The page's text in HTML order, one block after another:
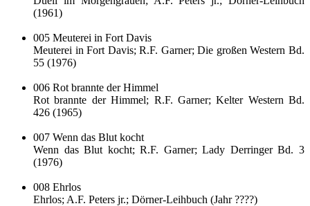
(1961)
005 Meuterei in Fort Davis
Meuterei in Fort Davis; R.F. Garner; Die großen Western Bd.
55 (1976)
006 Rot brannte der Himmel
Rot brannte der Himmel; R.F. Garner; Kelter Western Bd.
426 (1965)
007 Wenn das Blut kocht
Wenn das Blut kocht; R.F. Garner; Lady Derringer Bd. 3
(1976)
008 Ehrlos
Ehrlos; A.F. Peters jr.; Dörner-Leihbuch (Jahr ????)